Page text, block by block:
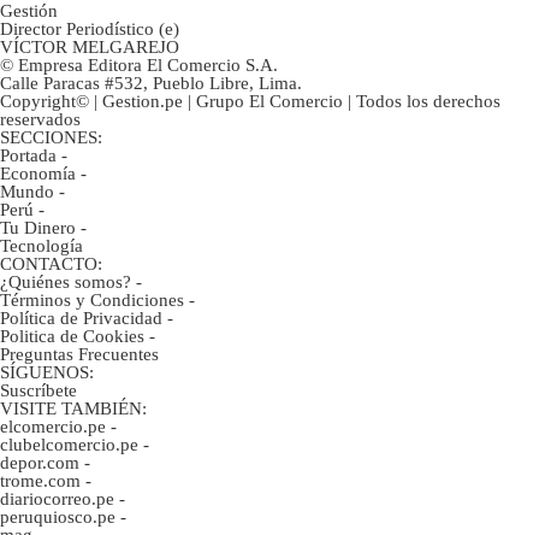
Gestión
Director Periodístico (e)
VÍCTOR MELGAREJO
© Empresa Editora El Comercio S.A.
Calle Paracas #532, Pueblo Libre, Lima.
Copyright© | Gestion.pe | Grupo El Comercio | Todos los derechos
reservados
SECCIONES:
Portada -
Economía -
Mundo -
Perú -
Tu Dinero -
Tecnología
CONTACTO:
¿Quiénes somos? -
Términos y Condiciones -
Política de Privacidad -
Politica de Cookies -
Preguntas Frecuentes
SÍGUENOS:
Suscríbete
VISITE TAMBIÉN:
elcomercio.pe -
clubelcomercio.pe -
depor.com -
trome.com -
diariocorreo.pe -
peruquiosco.pe -